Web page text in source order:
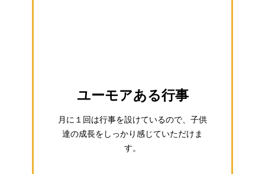
ユーモアある行事
月に１回は行事を設けているので、子供
達の成長をしっかり感じていただけま
す。